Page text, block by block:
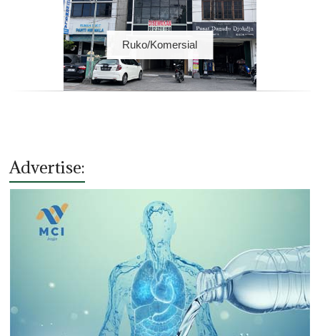
Ruko/Komersial
Advertise: